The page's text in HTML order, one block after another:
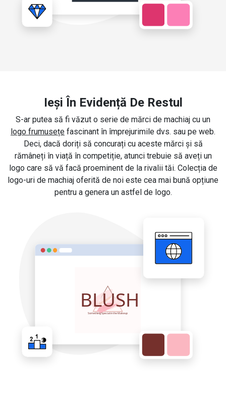
Ieși În Evidență De Restul
S-ar putea să fi văzut o serie de mărci de machiaj cu un
logo frumusețe fascinant în împrejurimile dvs. sau pe web.
Deci, dacă doriți să concurați cu aceste mărci și să
rămâneți în viață în competiție, atunci trebuie să aveți un
logo care să vă facă proeminent de la rivalii tăi. Colecția de
logo-uri de machiaj oferită de noi este cea mai bună opțiune
pentru a genera un astfel de logo.